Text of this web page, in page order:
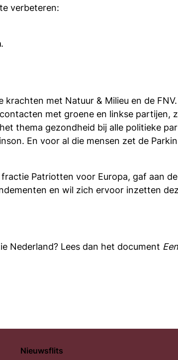
verbeteren:
.
met Natuur & Milieu en de
met groene en linkse partijen,
thema gezondheid bij alle politieke
En voor al die mensen zet de
Patriotten voor Europa, gaf aan
en wil zich ervoor inzetten
Nederland? Lees dan het document
Nieuwsflits